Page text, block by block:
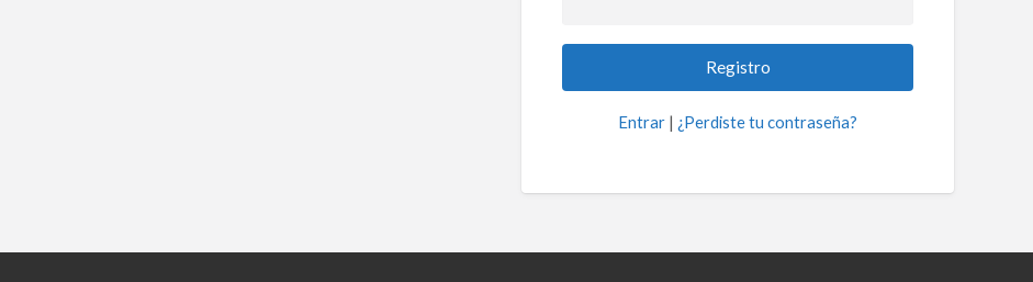
Entrar | ¿Perdiste tu contraseña?